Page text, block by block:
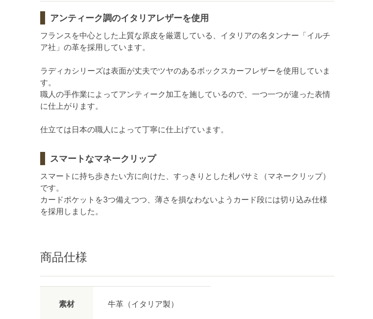
アンティーク調のイタリアレザーを使用
フランスを中心とした上質な原皮を厳選している、イタリアの名タンナー「イルチ
ア社」の革を採用しています。
ラディカシリーズは表面が丈夫でツヤのあるボックスカーフレザーを使用していま
す。
職人の手作業によってアンティーク加工を施しているので、一つ一つが違った表情
に仕上がります。
仕立ては日本の職人によって丁寧に仕上げています。
スマートなマネークリップ
スマートに持ち歩きたい方に向けた、すっきりとした札バサミ（マネークリップ）
です。
カードポケットを3つ備えつつ、薄さを損なわないようカード段には切り込み仕様
を採用しました。
商品仕様
素材 牛革（イタリア製）